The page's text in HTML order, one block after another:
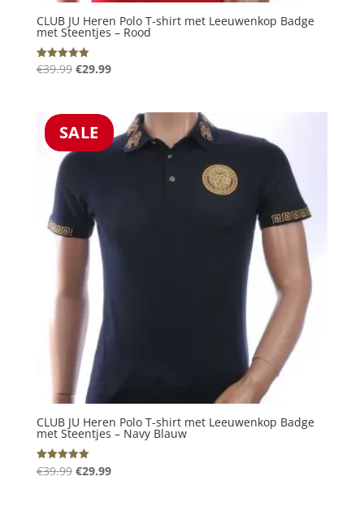
CLUB JU Heren Polo T-shirt met Leeuwenkop Badge
met Steentjes – Rood
Gewaardeerd
5.00
€39.99 Oorspronkelijke
€39.99.
€29.99Huidige
€29.99.
SALE
CLUB JU Heren Polo T-shirt met Leeuwenkop Badge
met Steentjes – Navy Blauw
Gewaardeerd
5.00
€39.99 Oorspronkelijke
€29.99Huidige